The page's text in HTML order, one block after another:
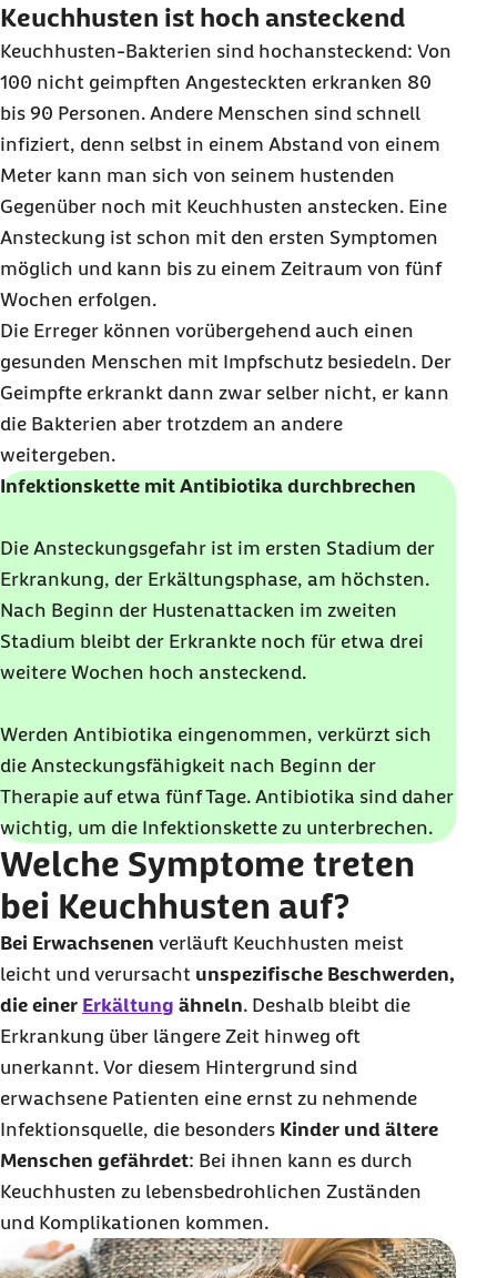
Keuchhusten ist hoch ansteckend
Keuchhusten-Bakterien sind hochansteckend: Von
100 nicht geimpften Angesteckten erkranken 80
bis 90 Personen. Andere Menschen sind schnell
infiziert, denn selbst in einem Abstand von einem
Meter kann man sich von seinem hustenden
Gegenüber noch mit Keuchhusten anstecken. Eine
Ansteckung ist schon mit den ersten Symptomen
möglich und kann bis zu einem Zeitraum von fünf
Wochen erfolgen.
Die Erreger können vorübergehend auch einen
gesunden Menschen mit Impfschutz besiedeln. Der
Geimpfte erkrankt dann zwar selber nicht, er kann
die Bakterien aber trotzdem an andere
weitergeben.
Infektionskette mit Antibiotika durchbrechen
Die Ansteckungsgefahr ist im ersten Stadium der
Erkrankung, der Erkältungsphase, am höchsten.
Nach Beginn der Hustenattacken im zweiten
Stadium bleibt der Erkrankte noch für etwa drei
weitere Wochen hoch ansteckend.
Werden Antibiotika eingenommen, verkürzt sich
die Ansteckungsfähigkeit nach Beginn der
Therapie auf etwa fünf Tage. Antibiotika sind daher
wichtig, um die Infektionskette zu unterbrechen.
Welche Symptome treten
bei Keuchhusten auf?
Bei Erwachsenen verläuft Keuchhusten meist
leicht und verursacht unspezifische Beschwerden,
die einer Erkältung ähneln. Deshalb bleibt die
Erkrankung über längere Zeit hinweg oft
unerkannt. Vor diesem Hintergrund sind
erwachsene Patienten eine ernst zu nehmende
Infektionsquelle, die besonders Kinder und ältere
Menschen gefährdet: Bei ihnen kann es durch
Keuchhusten zu lebensbedrohlichen Zuständen
und Komplikationen kommen.